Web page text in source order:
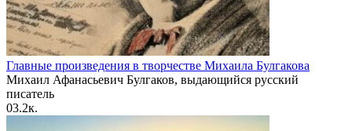
Главные произведения в творчестве Михаила Булгакова
Михаил Афанасьевич Булгаков, выдающийся русский
писатель
03.2к.